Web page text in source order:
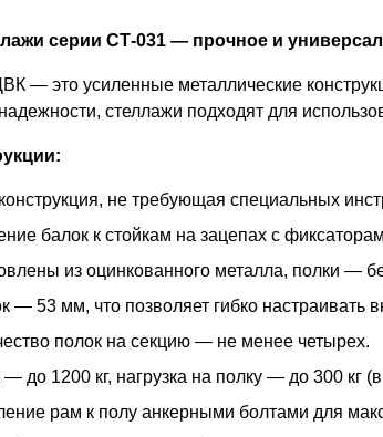
серии СТ-031 — прочное и
— это усиленные металлические
стеллажи подходят для
не требующая специальных
балок к стойкам на зацепах с
из оцинкованного металла, полки —
— 53 мм, что позволяет гибко
полок на секцию — не менее четырех.
до 1200 кг, нагрузка на полку — до 300 кг
рам к полу анкерными болтами для